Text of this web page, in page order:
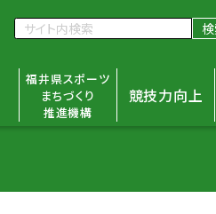
福井県スポーツ
まちづくり
推進機構
競技力向上